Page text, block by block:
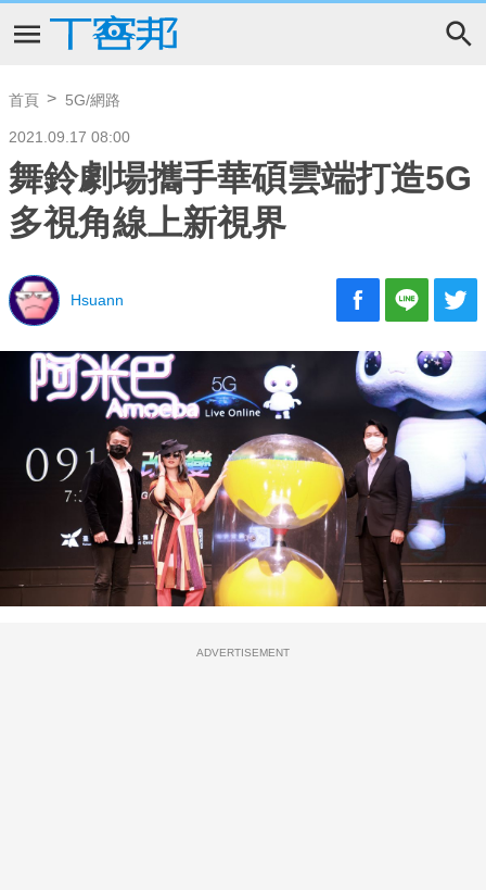
首頁 5G/網路
2021.09.17 08:00
舞鈴劇場攜手華碩雲端打造5G
多視角線上新視界
Hsuann
ADVERTISEMENT